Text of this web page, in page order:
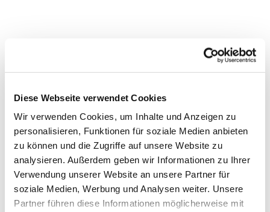
Diese Webseite verwendet Cookies
Wir verwenden Cookies, um Inhalte und Anzeigen zu
personalisieren, Funktionen für soziale Medien anbieten
zu können und die Zugriffe auf unsere Website zu
analysieren. Außerdem geben wir Informationen zu Ihrer
Verwendung unserer Website an unsere Partner für
soziale Medien, Werbung und Analysen weiter. Unsere
Partner führen diese Informationen möglicherweise mit
Dies könnte Sie auch
interessieren